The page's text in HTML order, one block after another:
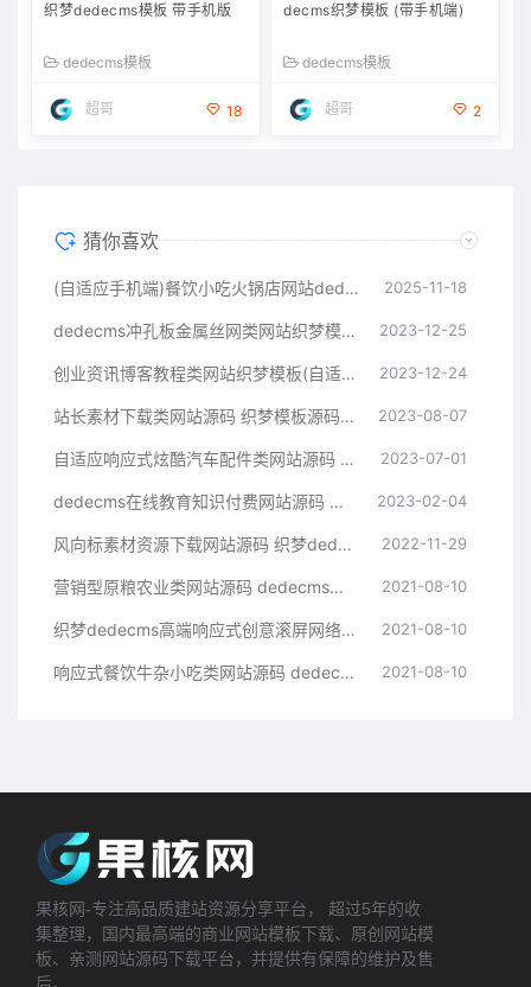
织梦dedecms模板 带手机版
dedecms模板
超哥 18
decms织梦模板 (带手机端)
dedecms模板
超哥 2
猜你喜欢
(自适应手机端)餐饮小吃火锅店网站dedecms源码 2025-11-18
dedecms冲孔板金属丝网类网站织梦模板(带手机端) 2023-12-25
创业资讯博客教程类网站织梦模板(自适应手机端) 2023-12-24
站长素材下载类网站源码 织梦模板源码下载站 2023-08-07
自适应响应式炫酷汽车配件类网站源码 html5高端大气汽车网站织梦模板 2023-07-01
dedecms在线教育知识付费网站源码 织梦模板带手机端集成支付功能评论 2023-02-04
风向标素材资源下载网站源码 织梦dedecms模板 带手机版 2022-11-29
营销型原粮农业类网站源码 dedecms织梦模板 (带手机端) 2021-08-10
织梦dedecms高端响应式创意滚屏网络设计建站公司网站模板 自适应手机端【站长亲测】 2021-08-10
响应式餐饮牛杂小吃类网站源码 dedecms织梦模板 (带手机端) 2021-08-10
果核网-专注高品质建站资源分享平台， 超过5年的收
集整理，国内最高端的商业网站模板下载、原创网站模
板、亲测网站源码下载平台，并提供有保障的维护及售